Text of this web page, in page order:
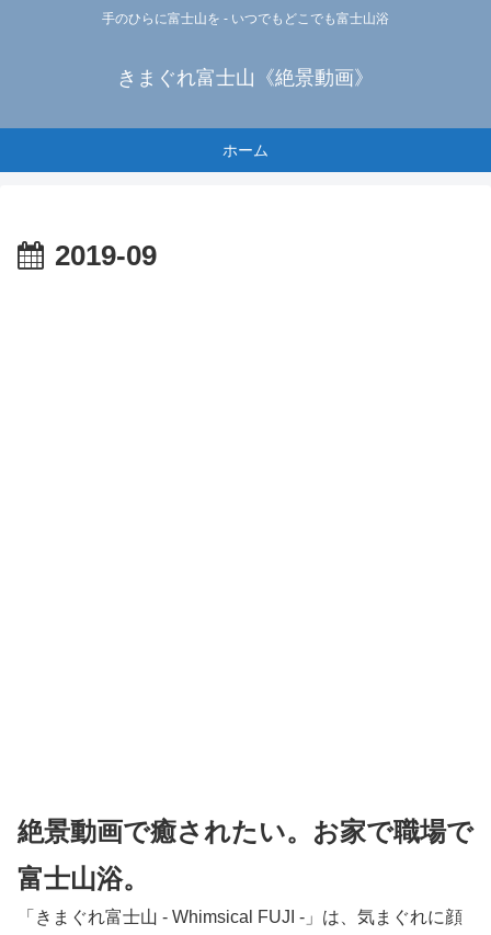
手のひらに富士山を - いつでもどこでも富士山浴
きまぐれ富士山《絶景動画》
ホーム
2019-09
絶景動画で癒されたい。お家で職場で
富士山浴。
「きまぐれ富士山 - Whimsical FUJI -」は、気まぐれに顔